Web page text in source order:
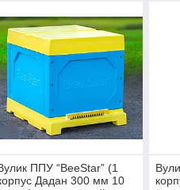
ППУ “BeeStar” (1
Дадан 300 мм 10